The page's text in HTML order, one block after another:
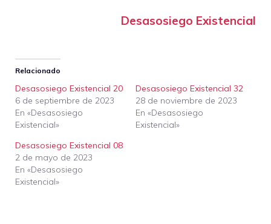
Desasosiego Existencial
Relacionado
Desasosiego Existencial 20
6 de septiembre de 2023
En «Desasosiego
Existencial»
Desasosiego Existencial 32
28 de noviembre de 2023
En «Desasosiego
Existencial»
Desasosiego Existencial 08
2 de mayo de 2023
En «Desasosiego
Existencial»